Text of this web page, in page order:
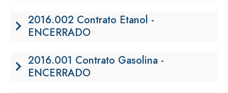
2016.002 Contrato Etanol -
ENCERRADO
2016.001 Contrato Gasolina -
ENCERRADO